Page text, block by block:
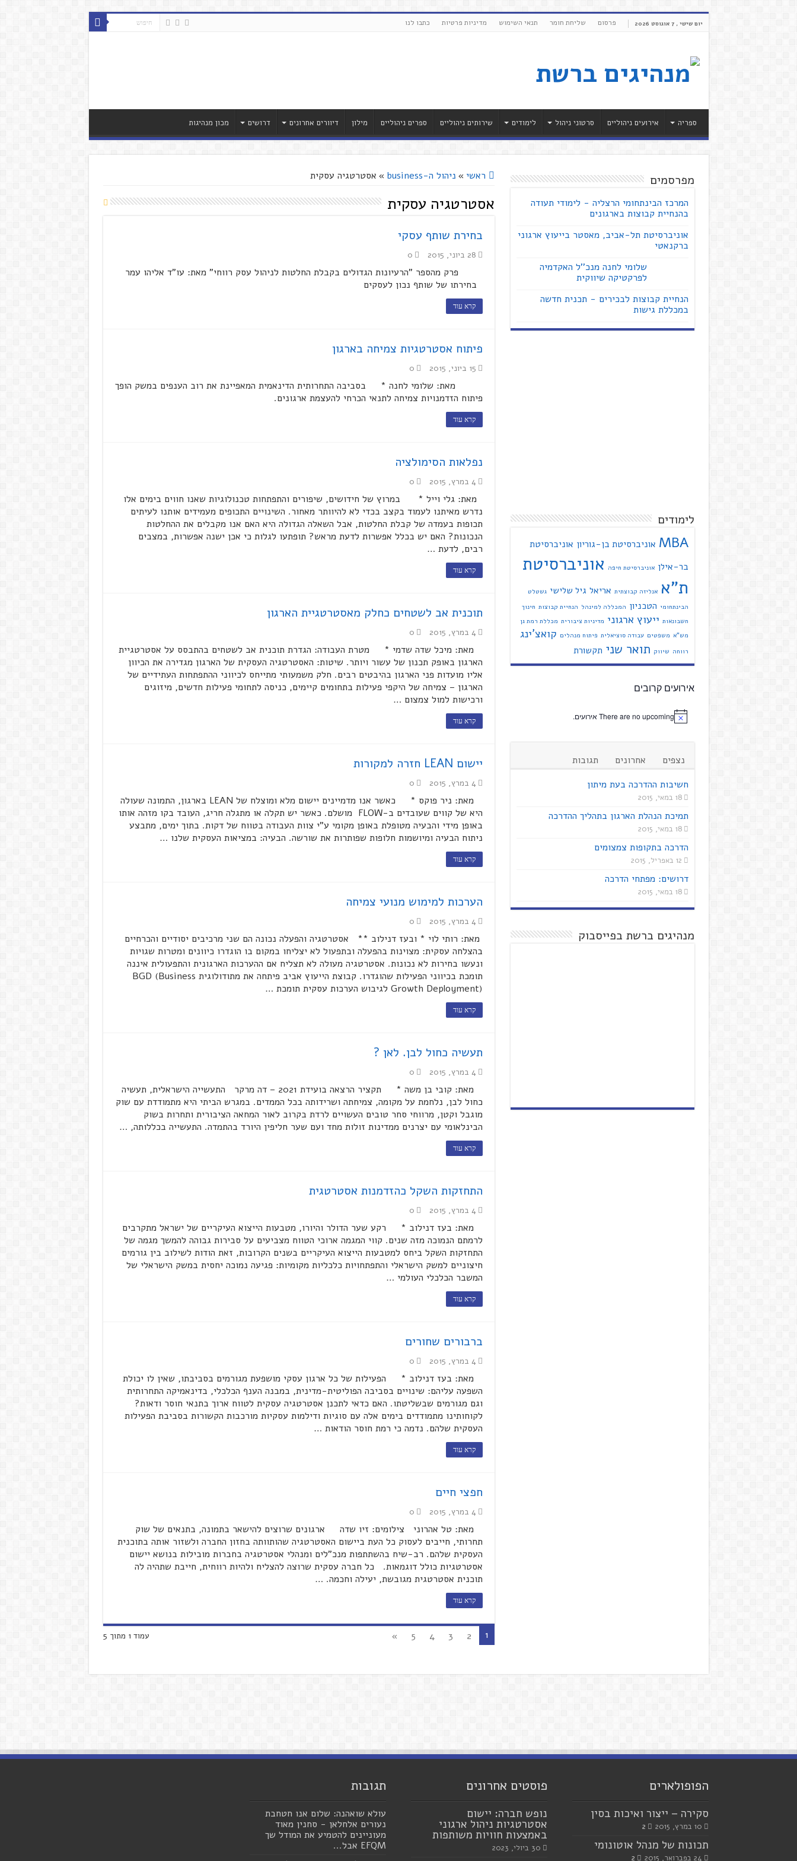
יום שישי , 7 אוגוסט 2026 פרסום שליחת חומר תנאי השימוש מדיניות פרטיות כתבו לנו
ספריה אירועים ניהוליים סרטוני ניהול לימודים שירותים ניהוליים ספרים ניהוליים מילון דיוורים אחרונים דרושים מכון מנהיגות
ראשי » ניהול ה-business » אסטרטגיה עסקית
אסטרטגיה עסקית
בחירת שותף עסקי
28 ביוני, 2015 0
פרק מהספר "הרעיונות הגדולים בקבלת החלטות לניהול עסק רווחי" מאת: עו"ד אליהו עמר
בחירתו של שותף נכון לעסקים
קרא עוד
פיתוח אסטרטגיות צמיחה בארגון
15 ביוני, 2015 0
מאת: שלומי לחנה * בסביבה התחרותית הדינאמית המאפיינת את רוב הענפים במשק הופך
פיתוח הזדמנויות צמיחה לתנאי הכרחי להעצמת ארגונים.
קרא עוד
נפלאות הסימולציה
4 במרץ, 2015 0
מאת: גלי וייל * במרוץ של חידושים, שיפורים והתפתחות טכנולוגיות שאנו חווים בימים אלו
נדרש מאיתנו לעמוד בקצב בכדי לא להיוותר מאחור. השינויים התכופים מעמידים אותנו לעיתים
תכופות בעמדה של קבלת החלטות, אבל השאלה הגדולה היא האם אנו מקבלים את ההחלטות
הנכונות? האם יש בכלל אפשרות לדעת מראש? תופתעו לגלות כי אכן ישנה אפשרות, במצבים
רבים, לדעת …
קרא עוד
תוכנית אב לשטחים כחלק מאסטרטגיית הארגון
4 במרץ, 2015 0
מאת: מיכל שדה שדמי * מטרת העבודה: הגדרת תוכנית אב לשטחים בהתבסס על אסטרטגיית
הארגון באופק תכנון של עשור ויותר. שיטות: האסטרטגיה העסקית של הארגון מגדירה את הכיוון
אליו מועדות פני הארגון בהיבטים רבים. חלק משמעותי מתייחס לכיווני ההתפתחות העתידיים של
הארגון – צמיחה של היקפי פעילות בתחומים קיימים, כניסה לתחומי פעילות חדשים, מיזוגים
ורכישות למול צמצום …
קרא עוד
יישום LEAN חזרה למקורות
4 במרץ, 2015 0
מאת: ניר פוקס * כאשר אנו מדמיינים יישום מלא ומוצלח של LEAN בארגון, התמונה שעולה
היא של קווים שעובדים ב-FLOW מושלם. כאשר יש תקלה או מתגלה חריג, העובד בקו מזהה אותו
באופן מידי והבעיה מטופלת באופן מקומי ע"י צוות העבודה בטווח של דקות. בתוך ימים, מתבצע
ניתוח הבעיה ומיושמות חלופות שפותרות את שורשה. הבעיה: במציאות העסקית שלנו …
קרא עוד
הערכות למימוש מנועי צמיחה
4 במרץ, 2015 0
מאת: רותי לוי * ובעז דנילוב ** אסטרטגיה והפעלה נכונה הם שני מרכיבים יסודיים והכרחיים
בהצלחה עסקית: מצוינות בהפעלה ובתפעול לא יצליחו במקום בו הוגדרו כיוונים ומטרות שגויות
ונעשו בחירות לא נכונות. אסטרטגיה מעולה לא תצליח אם ההערכות הארגונית והתפעולית איננה
תומכת בכיווני הפעילות שהוגדרו. קבוצת הייעוץ אביב פיתחה את מתודולוגית BGD (Business
Growth Deployment) לגיבוש הערכות עסקית תומכת …
קרא עוד
תעשיה כחול לבן. לאן ?
4 במרץ, 2015 0
מאת: קובי בן משה * תקציר הרצאה בועידת 2021 – דה מרקר התעשייה הישראלית, תעשיה
כחול לבן, נלחמת על מקומה, צמיחתה ושרידותה בכל הממדים. במגרש הביתי היא מתמודדת עם שוק
מוגבל וקטן, מרווחי סחר טובים העשויים לרדת בקרוב לאור המחאה הציבורית ותחרות בשוק
הבינלאומי עם יצרנים ממדינות זולות מחד ועם שער חליפין היורד בהתמדה. התעשייה בכללותה, …
קרא עוד
התחזקות השקל כהזדמנות אסטרטגית
4 במרץ, 2015 0
מאת: בעז דנילוב * רקע שער הדולר והיורו, מטבעות הייצוא העיקריים של ישראל מתקרבים
לרמתם הנמוכה מזה שנים. קווי המגמה ארוכי הטווח מצביעים על סבירות גבוהה להמשך מגמה של
התחזקות השקל ביחס למטבעות הייצוא העיקריים בשנים הקרובות, זאת הודות לשילוב בין גורמים
חיצוניים למשק הישראלי והתפתחויות כלכליות מקומיות: פגיעה נמוכה יחסית במשק הישראלי של
המשבר הכלכלי העולמי …
קרא עוד
ברבורים שחורים
4 במרץ, 2015 0
מאת: בעז דנילוב * הפעילות של כל ארגון עסקי מושפעת מגורמים בסביבתו, שאין לו יכולת
השפעה עליהם: שינויים בסביבה הפוליטית-מדינית, במבנה הענף הכלכלי, בדינאמיקה התחרותית
וגם מגורמים שבשליטתו. האם כדאי לתכנן אסטרטגיה עסקית לטווח ארוך בתנאי חוסר ודאות?
לקוחותינו מתמודדים בימים אלה עם סוגיות ודילמות עסקיות מורכבות הקשורות בסביבת הפעילות
העסקית שלהם. נדמה כי רמת חוסר הודאות …
קרא עוד
חפצי חיים
4 במרץ, 2015 0
מאת: טל אהרוני צילומים: זיו שדה ארגונים שרוצים להישאר בתמונה, בתנאים של שוק
תחרותי, חייבים לעסוק כל העת ביישום האסטרטגיה שהותוותה בחזון החברה ולשזור אותה בתוכנית
העסקית שלהם. רב-שיח בהשתתפות מנכ"לים ומנהלי אסטרטגיה בחברות מובילות בנושא יישום
אסטרטגיות כולל דוגמאות. כל חברה עסקית שרוצה להצליח ולהיות רווחית, חייבת שתהיה לה
תוכנית אסטרטגית מגובשת, יעילה וחכמה. …
קרא עוד
עמוד 1 מתוך 5 1
2
3
4
5
»
מפרסמים
המרכז הבינתחומי הרצליה - לימודי תעודה
בהנחיית קבוצות בארגונים
אוניברסיטת תל-אביב, מאסטר בייעוץ ארגוני
ברקנאטי
שלומי לחנה מנכ''ל האקדמיה
לפרקטיקה שיווקית
הנחיית קבוצות לבכירים - תכנית חדשה
במכללת גישות
לימודים
MBA אוניברסיטת בן-גוריון אוניברסיטת
בר-אילן אוניברסיטת חיפה אוניברסיטת
ת"א אנליזה קבוצתית אריאל גיל שלישי גשטלט
הבינתחומי הטכניון המכללה למינהל הנחיית קבוצות חינוך
חשבונאות ייעוץ ארגוני מדיניות ציבורית מכללת רמת גן
מש"א משפטים עבודה סוציאלית פיתוח מנהלים קואצ'ינג
רווחה שיווק תואר שני תקשורת
אירועים קרובים
There are no upcoming אירועים.
נצפים אחרונים
תגובות
חשיבות ההדרכה בעת מיתון
18 במאי, 2015
תמיכת הנהלת הארגון בתהליך ההדרכה
18 במאי, 2015
הדרכה בתקופות צמצומים
12 באפריל, 2015
דרושים: מפתחי הדרכה
18 במאי, 2015
מנהיגים ברשת בפייסבוק
הפופולארים
סקירה – ייצור ואיכות בסין
10 במרץ, 2015 2
תכונות של מנהל אוטונומי
24 בפברואר, 2015 2
פוסטים אחרונים
נופש חברה: יישום
אסטרטגיות ניהול ארגוני
באמצעות חוויות משותפות
30 ביולי, 2023
תגובות
עולא שואהנה: שלום אנו חטחבת
נעורים אלחלאן - סחנין מאוד
מעוניינים להטמיע את המודל שך
EFQM אבל...